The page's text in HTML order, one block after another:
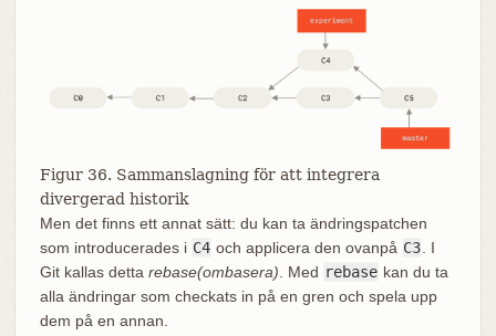
Figur 36. Sammanslagning för att integrera
divergerad historik
Men det finns ett annat sätt: du kan ta ändringspatchen
som introducerades i C4 och applicera den ovanpå C3 . I
Git kallas detta rebase(ombasera) . Med rebase kan du ta
alla ändringar som checkats in på en gren och spela upp
dem på en annan.